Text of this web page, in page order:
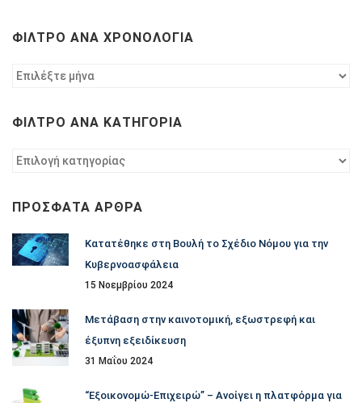
ΦΊΛΤΡΟ ΑΝΆ ΧΡΟΝΟΛΟΓΊΑ
Φίλτρο
ΦΊΛΤΡΟ ΑΝΆ ΚΑΤΗΓΟΡΊΑ
Φίλτρο
ΠΡΌΣΦΑΤΑ ΆΡΘΡΑ
Κατατέθηκε στη Βουλή το Σχέδιο Νόμου για την
Κυβερνοασφάλεια
15 Νοεμβρίου 2024
Μετάβαση στην καινοτομική, εξωστρεφή και
έξυπνη εξειδίκευση
31 Μαΐου 2024
“Εξοικονομώ-Επιχειρώ” – Ανοίγει η πλατφόρμα για